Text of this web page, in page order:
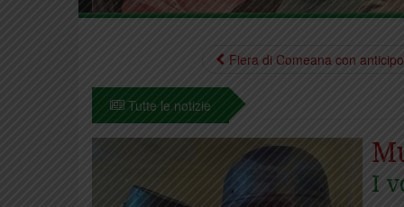
Fiera di Comeana con anticipo
Tutte le notizie
I